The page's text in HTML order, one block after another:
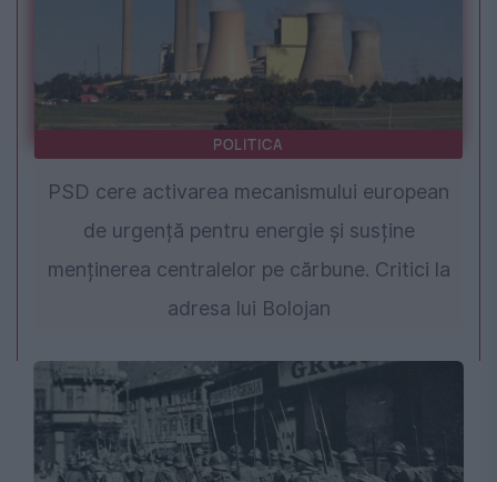
POLITICA
PSD cere activarea mecanismului european
de urgență pentru energie și susține
menținerea centralelor pe cărbune. Critici la
adresa lui Bolojan